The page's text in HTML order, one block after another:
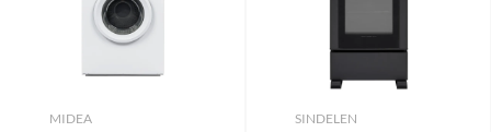
MIDEA SINDELEN